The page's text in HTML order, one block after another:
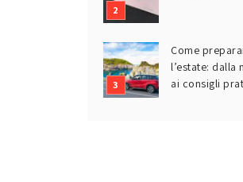
Come
l’estate: dalla
ai consigli